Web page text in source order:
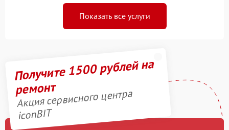
Показать все услуги
Получите 1500 рублей на
ремонт
Акция сервисного центра
iconBIT